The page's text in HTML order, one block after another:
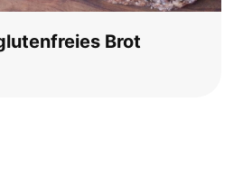
Brot